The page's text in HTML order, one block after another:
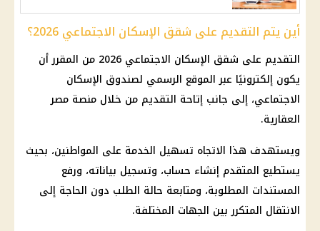
أين يتم التقديم على شقق الإسكان الاجتماعي 2026؟
التقديم على شقق الإسكان الاجتماعي
2026 من المقرر أن
يكون إلكترونيًا عبر الموقع الرسمي لصندوق الإسكان
الاجتماعي، إلى جانب إتاحة التقديم من خلال منصة مصر
العقارية.
ويستهدف هذا الاتجاه تسهيل الخدمة على المواطنين، بحيث
يستطيع المتقدم إنشاء حساب، وتسجيل بياناته، ورفع
المستندات المطلوبة، ومتابعة حالة الطلب دون الحاجة إلى
الانتقال المتكرر بين الجهات المختلفة.